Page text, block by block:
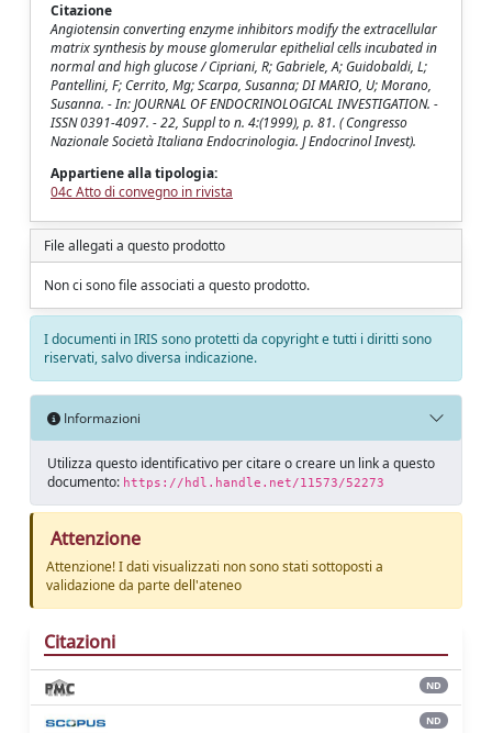
Citazione
Angiotensin converting enzyme inhibitors modify the extracellular
matrix synthesis by mouse glomerular epithelial cells incubated in
normal and high glucose / Cipriani, R; Gabriele, A; Guidobaldi, L;
Pantellini, F; Cerrito, Mg; Scarpa, Susanna; DI MARIO, U; Morano,
Susanna. - In: JOURNAL OF ENDOCRINOLOGICAL INVESTIGATION. -
ISSN 0391-4097. - 22, Suppl to n. 4:(1999), p. 81. ( Congresso
Nazionale Società Italiana Endocrinologia. J Endocrinol Invest).
Appartiene alla tipologia:
04c Atto di convegno in rivista
File allegati a questo prodotto
Non ci sono file associati a questo prodotto.
I documenti in IRIS sono protetti da copyright e tutti i diritti sono
riservati, salvo diversa indicazione.
Informazioni
Utilizza questo identificativo per citare o creare un link a questo
documento: https://hdl.handle.net/11573/52273
Attenzione
Attenzione! I dati visualizzati non sono stati sottoposti a
validazione da parte dell'ateneo
Citazioni
ND
ND